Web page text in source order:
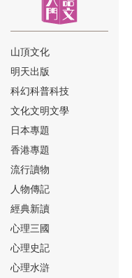
⑬
⑭
山頂文化
明天出版
科幻科普科技
文化文明文學
日本專題
香港專題
流行讀物
人物傳記
經典新讀
心理三國
心理史記
心理水滸